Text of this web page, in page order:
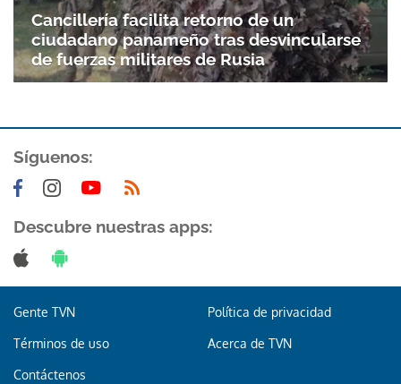
Cancillería facilita retorno de un
ciudadano panameño tras desvincularse
de fuerzas militares de Rusia
Síguenos:
Descubre nuestras apps:
Gente TVN Política de privacidad
Términos de uso Acerca de TVN
Contáctenos